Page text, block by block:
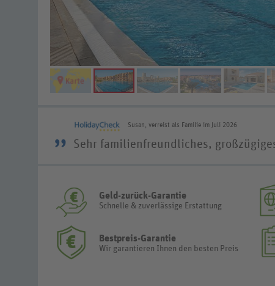
Susan, verreist als Familie im Juli 2026
” Sehr familienfreundliches,
Geld-zurück-Garantie
Schnelle & zuverlässige Erstattung
Bestpreis-Garantie
Wir garantieren Ihnen den besten Preis